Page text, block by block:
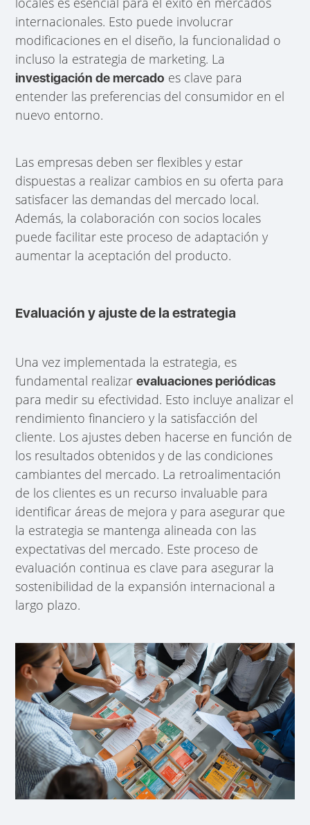
internacionales. Esto puede involucrar
modificaciones en el diseño, la funcionalidad o
incluso la estrategia de marketing. La
investigación de mercado es clave para
entender las preferencias del consumidor en el
nuevo entorno.
Las empresas deben ser flexibles y estar
dispuestas a realizar cambios en su oferta para
satisfacer las demandas del mercado local.
Además, la colaboración con socios locales
puede facilitar este proceso de adaptación y
aumentar la aceptación del producto.
Evaluación y ajuste de la estrategia
Una vez implementada la estrategia, es
fundamental realizarevaluaciones periódicas
para medir su efectividad. Esto incluye analizar el
rendimiento financiero y la satisfacción del
cliente. Los ajustes deben hacerse en función de
los resultados obtenidos y de las condiciones
cambiantes del mercado. La retroalimentación
de los clientes es un recurso invaluable para
identificar áreas de mejora y para asegurar que
la estrategia se mantenga alineada con las
expectativas del mercado. Este proceso de
evaluación continua es clave para asegurar la
sostenibilidad de la expansión internacional a
largo plazo.